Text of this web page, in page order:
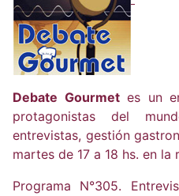
Debate Gourmetes un
protagonistas del
entrevistas, gestión
martes de 17 a 18 hs. en la
Programa N°305.